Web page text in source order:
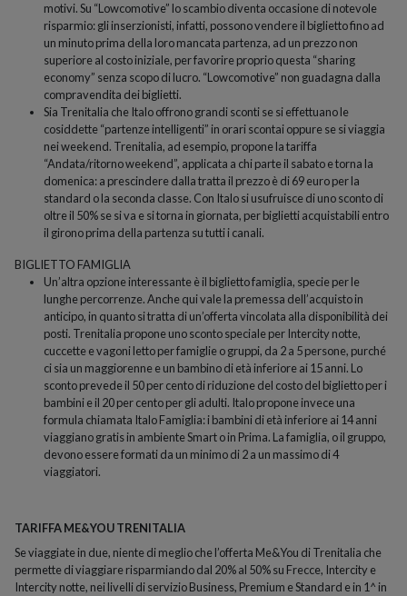
motivi. Su “Lowcomotive” lo scambio diventa occasione di notevole
risparmio: gli inserzionisti, infatti, possono vendere il biglietto fino ad
un minuto prima della loro mancata partenza, ad un prezzo non
superiore al costo iniziale, per favorire proprio questa “sharing
economy” senza scopo di lucro. “Lowcomotive” non guadagna dalla
compravendita dei biglietti.
Sia Trenitalia che Italo offrono grandi sconti se si effettuano le
cosiddette “partenze intelligenti” in orari scontai oppure se si viaggia
nei weekend. Trenitalia, ad esempio, propone la tariffa
“Andata/ritorno weekend”, applicata a chi parte il sabato e torna la
domenica: a prescindere dalla tratta il prezzo è di 69 euro per la
standard o la seconda classe. Con Italo si usufruisce di uno sconto di
oltre il 50% se si va e si torna in giornata, per biglietti acquistabili entro
il girono prima della partenza su tutti i canali.
BIGLIETTO FAMIGLIA
Un’altra opzione interessante è il biglietto famiglia, specie per le
lunghe percorrenze. Anche qui vale la premessa dell’acquisto in
anticipo, in quanto si tratta di un’offerta vincolata alla disponibilità dei
posti. Trenitalia propone uno sconto speciale per Intercity notte,
cuccette e vagoni letto per famiglie o gruppi, da 2 a 5 persone, purché
ci sia un maggiorenne e un bambino di età inferiore ai 15 anni. Lo
sconto prevede il 50 per cento di riduzione del costo del biglietto per i
bambini e il 20 per cento per gli adulti. Italo propone invece una
formula chiamata Italo Famiglia: i bambini di età inferiore ai 14 anni
viaggiano gratis in ambiente Smart o in Prima. La famiglia, o il gruppo,
devono essere formati da un minimo di 2 a un massimo di 4
viaggiatori.
TARIFFA ME&YOUTRENITALIA
Se viaggiate in due, niente di meglio che l’offerta Me&You di Trenitalia che
permette di viaggiare risparmiando dal 20% al 50% su Frecce, Intercity e
Intercity notte, nei livelli di servizio Business, Premium e Standard e in 1^ in